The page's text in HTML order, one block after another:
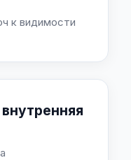
к видимости